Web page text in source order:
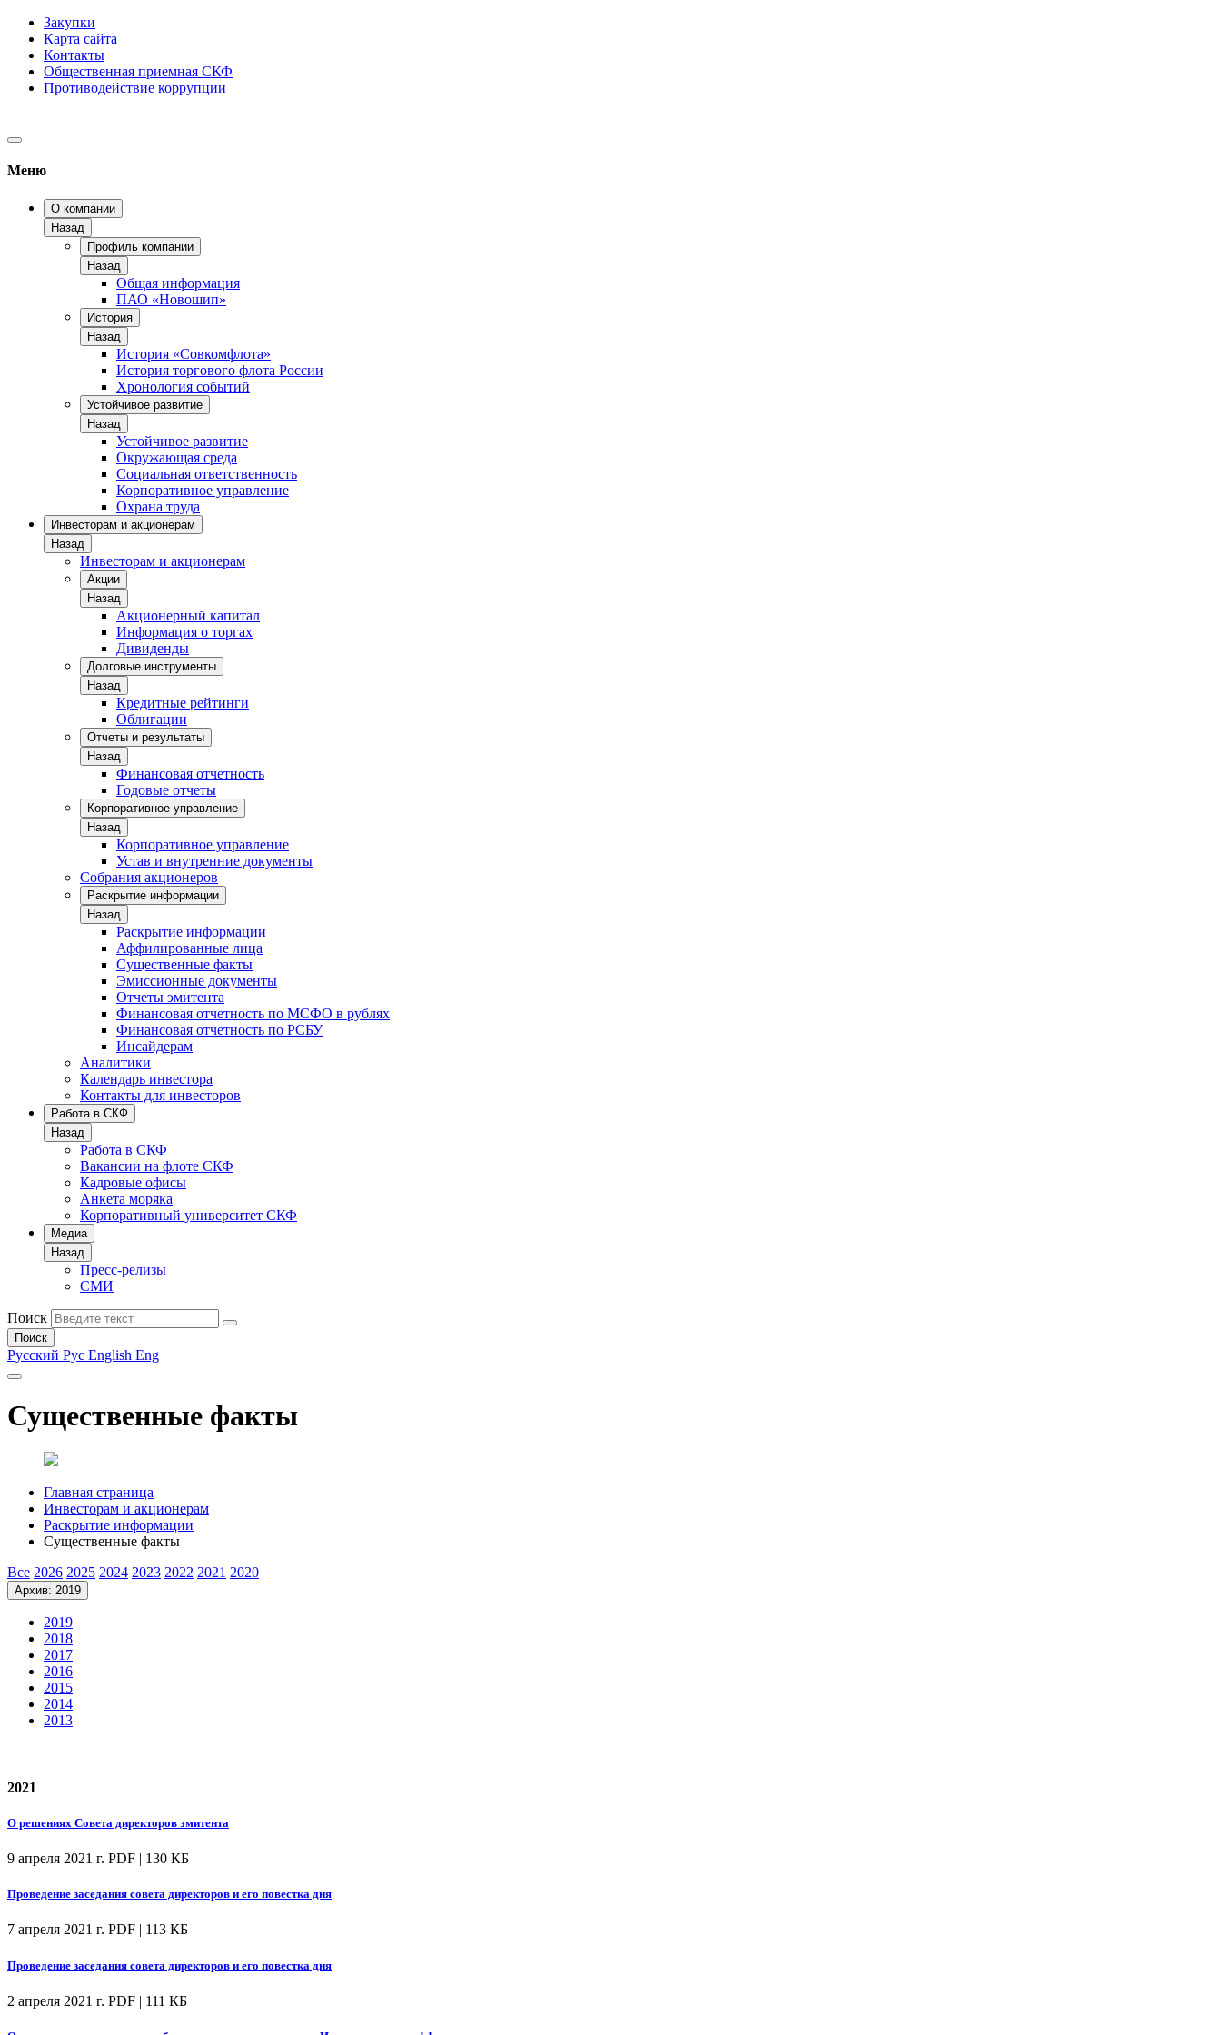
Закупки
Карта сайта
Контакты
Общественная приемная СКФ
Противодействие коррупции
Меню
О компании
Назад
Профиль компании
Назад
Общая информация
ПАО «Новошип»
История
Назад
История «Совкомфлота»
История торгового флота России
Хронология событий
Устойчивое развитие
Назад
Устойчивое развитие
Окружающая среда
Социальная ответственность
Корпоративное управление
Охрана труда
Инвесторам и акционерам
Назад
Инвесторам и акционерам
Акции
Назад
Акционерный капитал
Информация о торгах
Дивиденды
Долговые инструменты
Назад
Кредитные рейтинги
Облигации
Отчеты и результаты
Назад
Финансовая отчетность
Годовые отчеты
Корпоративное управление
Назад
Корпоративное управление
Устав и внутренние документы
Собрания акционеров
Раскрытие информации
Назад
Раскрытие информации
Аффилированные лица
Существенные факты
Эмиссионные документы
Отчеты эмитента
Финансовая отчетность по МСФО в рублях
Финансовая отчетность по РСБУ
Инсайдерам
Аналитики
Календарь инвестора
Контакты для инвесторов
Работа в СКФ
Назад
Работа в СКФ
Вакансии на флоте СКФ
Кадровые офисы
Анкета моряка
Корпоративный университет СКФ
Медиа
Назад
Пресс-релизы
СМИ
Поиск
Поиск
Русский Рус English Eng
Существенные факты
Главная страница
Инвесторам и акционерам
Раскрытие информации
Существенные факты
Все 2026 2025 2024 2023 2022 2021 2020
Архив: 2019
2019
2018
2017
2016
2015
2014
2013
2021
О решениях Совета директоров эмитента
9 апреля 2021 г. PDF | 130 КБ
Проведение заседания совета директоров и его повестка дня
7 апреля 2021 г. PDF | 113 КБ
Проведение заседания совета директоров и его повестка дня
2 апреля 2021 г. PDF | 111 КБ